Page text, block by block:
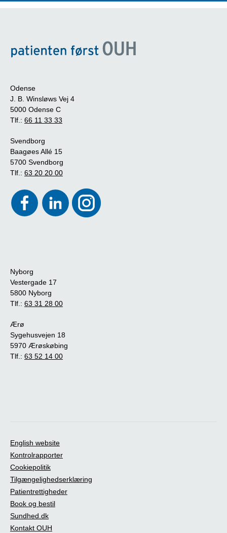
Odense
J. B. Winsløws Vej 4
5000 Odense C
Tlf.: 66 11 33 33
Svendborg
Baagøes Allé 15
5700 Svendborg
Tlf.: 63 20 20 00
Nyborg
Vestergade 17
5800 Nyborg
Tlf.: 63 31 28 00
Ærø
Sygehusvejen 18
5970 Ærøskøbing
Tlf.: 63 52 14 00
English website
Kontrolrapporter
Cookiepolitik
Tilgængelighedserklæring
Patientrettigheder
Book og bestil
Sundhed.dk
Kontakt OUH